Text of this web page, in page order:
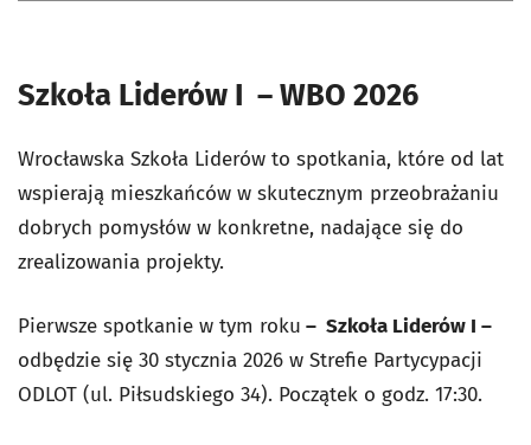
Szkoła Liderów I – WBO 2026
Wrocławska Szkoła Liderów to spotkania, które od lat
wspierają mieszkańców w skutecznym przeobrażaniu
dobrych pomysłów w konkretne, nadające się do
zrealizowania projekty.
Pierwsze spotkanie w tym roku – Szkoła Liderów I –
odbędzie się 30 stycznia 2026 w Strefie Partycypacji
ODLOT (ul. Piłsudskiego 34). Początek o godz. 17:30.